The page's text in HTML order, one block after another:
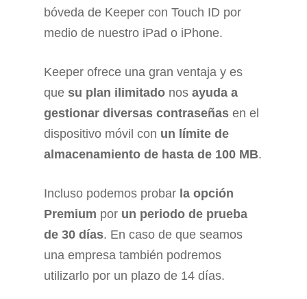
bóveda de Keeper con Touch ID por
medio de nuestro iPad o iPhone.
Keeper ofrece una gran ventaja y es
que su plan ilimitado nos ayuda a
gestionar diversas contraseñas en el
dispositivo móvil con un límite de
almacenamiento de hasta de 100 MB.
Incluso podemos probar la opción
Premium por un periodo de prueba
de 30 días. En caso de que seamos
una empresa también podremos
utilizarlo por un plazo de 14 días.